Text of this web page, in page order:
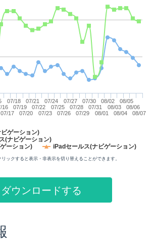
ゲーション)
(ナビゲーション)
ーション)
iPadセールス(ナビゲーション)
16
07/17
07/18
07/19
07/20
07/21
07/22
07/23
07/24
07/25
07/26
07/27
07/28
07/29
07/30
07/31
08/01
08/02
08/03
08/04
08/05
08/06
08/07
ックすると表示・非表示を切り替えることができます。
ダウンロードする